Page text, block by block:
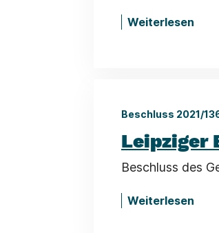
Weiterlesen
Beschluss 2021/
Leipziger
Beschluss des
Weiterlesen